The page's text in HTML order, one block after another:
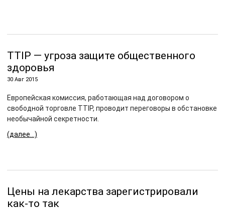
TTIP — угроза защите общественного
здоровья
30 Авг 2015
Европейская комиссия, работающая над договором о
свободной торговле TTIP, проводит переговоры в обстановке
необычайной секретности.
(далее…)
Цены на лекарства зарегистрировали
как-то так